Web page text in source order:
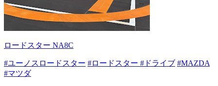
ロードスター NA8C
#ユーノスロードスター #ロードスター #ドライブ #MAZDA
#マツダ